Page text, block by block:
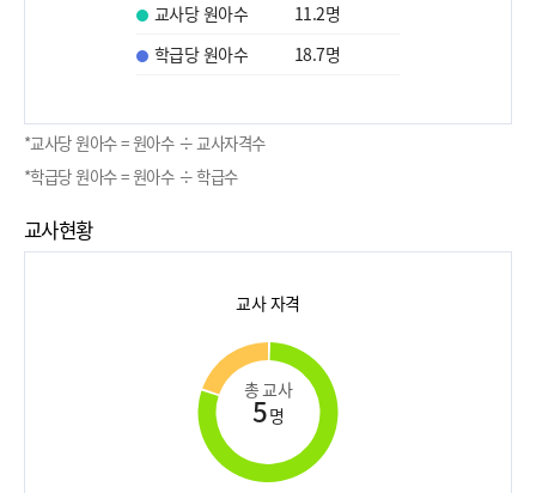
교사당 원아수 11.2명
학급당 원아수
18.7명
*교사당 원아수 = 원아수 ÷ 교사자격수
*학급당 원아수 = 원아수 ÷ 학급수
교사현황
교사 자격
총 교사
5명